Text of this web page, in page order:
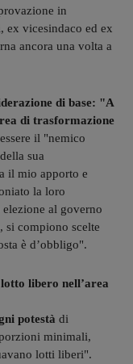
in
ex vicesindaco ed ex
ancora una volta a
di base: "A
di trasformazione
il "nemico
sua
il mio apporto e
la loro
al governo
si compiono scelte
è d’obbligo".
libero nell’area
potestà di
minimali,
lotti liberi".